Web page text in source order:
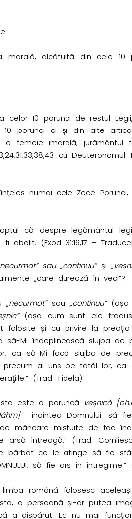
morală, alcătuită din cele
celor 10 porunci de restul
porunci ci şi din alte
femeie imorală,
cu Deuteronomul
numai cele Zece
că despre legământul
(Exod 31:16,17 –
sau „continuu”şi
„care durează în veci”?
„necurmat” sau „continuu”(așa
(așa cum sunt ele
folosite și cu privire la preoţia
Mi îndeplinească slujba de
ca să-Mi facă slujba de
precum ai uns pe tatăl lor,
(Trad. Fidela)
este o poruncă veşnică
înaintea Domnului: să fie
mâncare mistuite de foc
întreagă.” (Trad.
bărbat ce le atinge să fie
să fie ars în întregime.”
română folosesc
o persoană şi-ar putea
a dispărut. Ea nu mai